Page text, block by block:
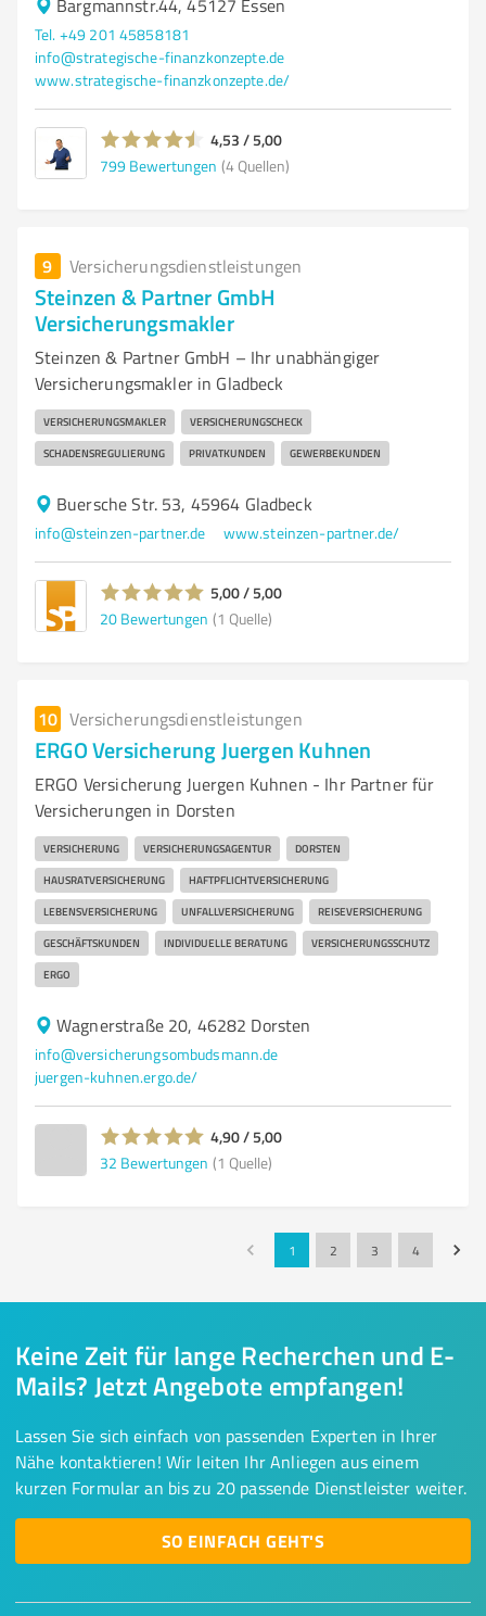
Bargmannstr.44, 45127 Essen
Tel. +49 201 45858181
info@strategische-finanzkonzepte.de
www.strategische-finanzkonzepte.de/
4,53 / 5,00
799 Bewertungen (4 Quellen)
9 Versicherungsdienstleistungen
Steinzen & Partner GmbH
Versicherungsmakler
Steinzen & Partner GmbH – Ihr unabhängiger
Versicherungsmakler in Gladbeck
VERSICHERUNGSMAKLER VERSICHERUNGSCHECK
SCHADENSREGULIERUNG PRIVATKUNDEN GEWERBEKUNDEN
Buersche Str. 53, 45964 Gladbeck
info@steinzen-partner.de www.steinzen-partner.de/
5,00 / 5,00
20 Bewertungen (1 Quelle)
10 Versicherungsdienstleistungen
ERGO Versicherung Juergen Kuhnen
ERGO Versicherung Juergen Kuhnen - Ihr Partner für
Versicherungen in Dorsten
VERSICHERUNG VERSICHERUNGSAGENTUR DORSTEN
HAUSRATVERSICHERUNG HAFTPFLICHTVERSICHERUNG
LEBENSVERSICHERUNG UNFALLVERSICHERUNG REISEVERSICHERUNG
GESCHÄFTSKUNDEN INDIVIDUELLE BERATUNG VERSICHERUNGSSCHUTZ
ERGO
Wagnerstraße 20, 46282 Dorsten
info@versicherungsombudsmann.de
juergen-kuhnen.ergo.de/
4,90 / 5,00
32 Bewertungen (1 Quelle)
1 2 3 4
Keine Zeit für lange Recherchen und E-
Mails? Jetzt Angebote empfangen!
Lassen Sie sich einfach von passenden Experten in Ihrer
Nähe kontaktieren! Wir leiten Ihr Anliegen aus einem
kurzen Formular an bis zu 20 passende Dienstleister weiter.
SO EINFACH GEHT'S